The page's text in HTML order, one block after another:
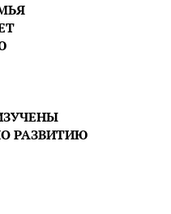
РАЗВИТИЮ